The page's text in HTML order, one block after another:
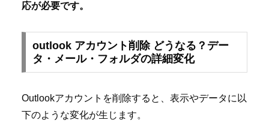
応が必要です。
outlook アカウント削除 どうなる？デー
タ・メール・フォルダの詳細変化
Outlookアカウントを削除すると、表示やデータに以
下のような変化が生じます。